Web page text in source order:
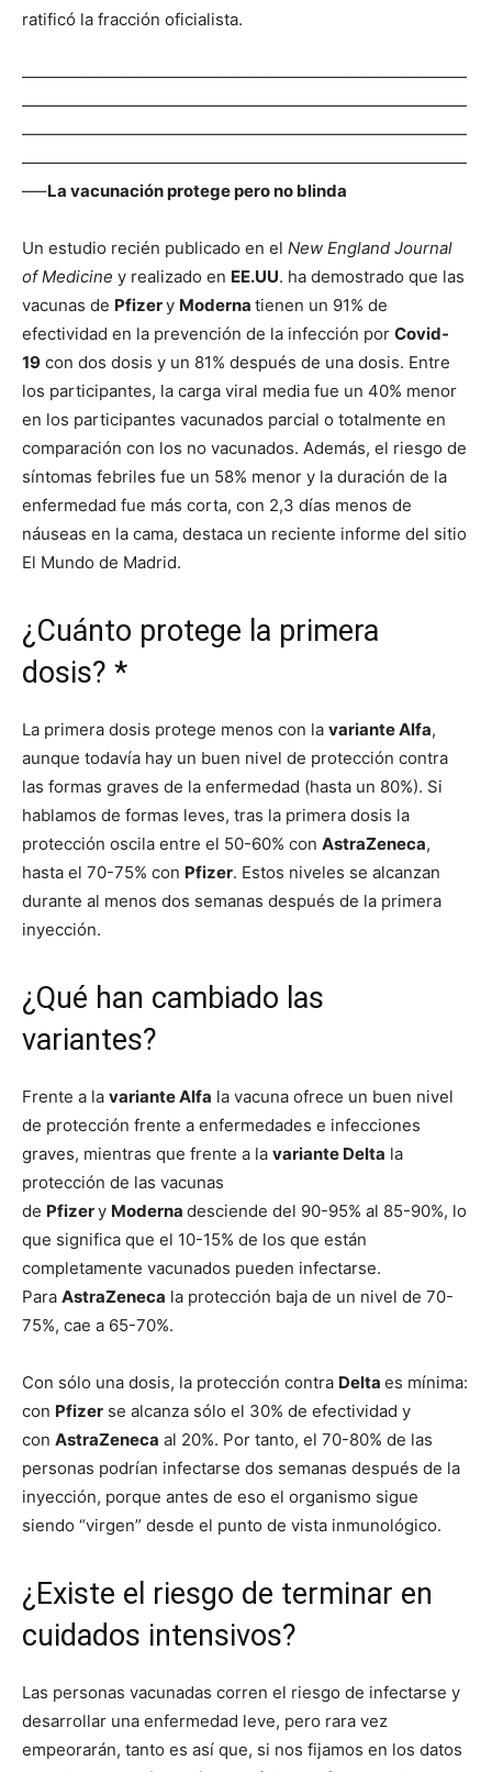
ratificó la fracción oficialista.
———————————————————————————
———————————————————————————
———————————————————————————
———————————————————————————
—–La vacunación protege pero no blinda
Un estudio recién publicado en el New England Journal
of Medicine y realizado en EE.UU. ha demostrado que las
vacunas de Pfizery Moderna tienen un 91% de
efectividad en la prevención de la infección por Covid-
19 con dos dosis y un 81% después de una dosis. Entre
los participantes, la carga viral media fue un 40% menor
en los participantes vacunados parcial o totalmente en
comparación con los no vacunados. Además, el riesgo de
síntomas febriles fue un 58% menor y la duración de la
enfermedad fue más corta, con 2,3 días menos de
náuseas en la cama, destaca un reciente informe del sitio
El Mundo de Madrid.
¿Cuánto protege la primera
dosis? *
La primera dosis protege menos con la variante Alfa,
aunque todavía hay un buen nivel de protección contra
las formas graves de la enfermedad (hasta un 80%). Si
hablamos de formas leves, tras la primera dosis la
protección oscila entre el 50-60% con AstraZeneca,
hasta el 70-75% con Pfizer. Estos niveles se alcanzan
durante al menos dos semanas después de la primera
inyección.
¿Qué han cambiado las
variantes?
Frente a la variante Alfa la vacuna ofrece un buen nivel
de protección frente a enfermedades e infecciones
graves, mientras que frente a la variante Delta la
protección de las vacunas
de Pfizery Moderna desciende del 90-95% al 85-90%, lo
que significa que el 10-15% de los que están
completamente vacunados pueden infectarse.
Para AstraZeneca la protección baja de un nivel de 70-
75%, cae a 65-70%.
Con sólo una dosis, la protección contra Delta es mínima:
con Pfizer se alcanza sólo el 30% de efectividad y
con AstraZeneca al 20%. Por tanto, el 70-80% de las
personas podrían infectarse dos semanas después de la
inyección, porque antes de eso el organismo sigue
siendo “virgen” desde el punto de vista inmunológico.
¿Existe el riesgo de terminar en
cuidados intensivos?
Las personas vacunadas corren el riesgo de infectarse y
desarrollar una enfermedad leve, pero rara vez
empeorarán, tanto es así que, si nos fijamos en los datos